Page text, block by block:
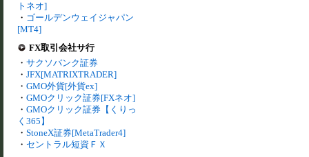
トネオ]
・ ゴールデンウェイジャパン
[MT4]
FX取引会社サ行
・ サクソバンク証券
・ JFX[MATRIXTRADER]
・ GMO外貨[外貨ex]
・ GMOクリック証券[FXネオ]
・ GMOクリック証券【くりっ
く365】
・ StoneX証券[MetaTrader4]
・ セントラル短資ＦＸ